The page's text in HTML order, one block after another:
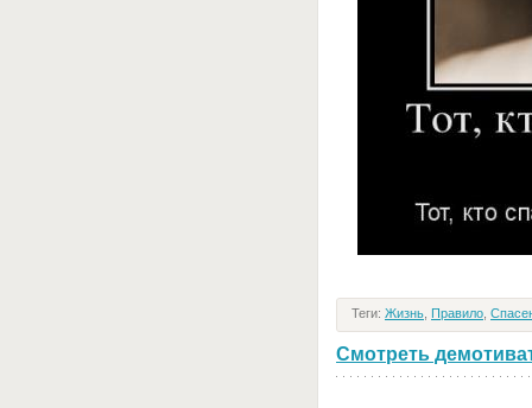
Теги: Жизнь Правило
Смотреть